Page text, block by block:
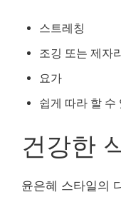
스트레칭
조깅 또는 제자
요가
쉽게 따라 할 수
건강한
윤은혜 스타일의